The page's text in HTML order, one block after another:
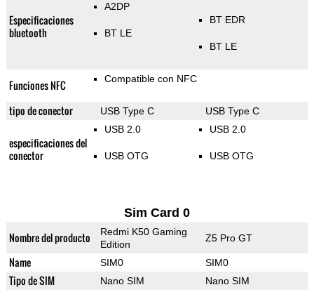
Especificaciones
bluetooth
A2DP
BT LE
BT EDR
BT LE
Funciones NFC Compatible con NFC
tipo de conector USB Type C USB Type C
especificaciones del
conector
USB 2.0
USB OTG
USB 2.0
USB OTG
Sim Card 0
Nombre del producto
Redmi K50 Gaming
Edition
Z5 Pro GT
Name SIM0 SIM0
Tipo de SIM Nano SIM Nano SIM